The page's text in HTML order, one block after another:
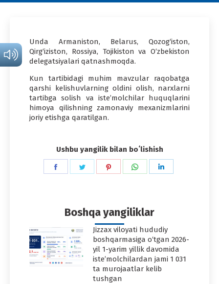
Unda Armaniston, Belarus, Qozog‘iston,
Qirg‘iziston, Rossiya, Tojikiston va O‘zbekiston
delegatsiyalari qatnashmoqda.
Kun tartibidagi muhim mavzular raqobatga
qarshi kelishuvlarning oldini olish, narxlarni
tartibga solish va iste’molchilar huquqlarini
himoya qilishning zamonaviy mexanizmlarini
joriy etishga qaratilgan.
Ushbu yangilik bilan boʻlishish
Share
Share
Share
Share
Boshqa yangiliklar
Jizzax viloyati hududiy
boshqarmasiga o‘tgan 2026-
yil 1-yarim yillik davomida
iste’molchilardan jami 1 031
ta murojaatlar kelib
tushgan